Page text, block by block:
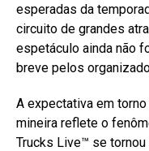
esperadas da
circuito de grandes
espetáculo ainda não
breve pelos
A expectativa em
mineira reflete o
Trucks Live™ se